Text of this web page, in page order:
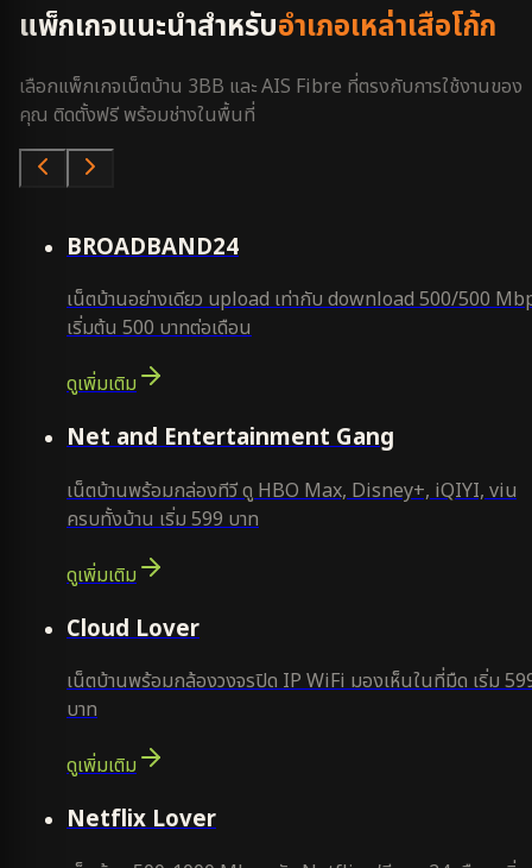
แพ็กเกจแนะนำสำหรับอำเภอเหล่าเสือโก้ก
เลือกแพ็กเกจเน็ตบ้าน 3BB และ AIS Fibre ที่ตรงกับการใช้งานของ
คุณ ติดตั้งฟรี พร้อมช่างในพื้นที่
BROADBAND24
เน็ตบ้านอย่างเดียว upload เท่ากับ download 500/500
เริ่มต้น 500 บาทต่อเดือน
ดูเพิ่มเติม
Net and Entertainment Gang
เน็ตบ้านพร้อมกล่องทีวี ดู HBO Max, Disney+, iQIYI, viu
ครบทั้งบ้าน เริ่ม 599 บาท
ดูเพิ่มเติม
Cloud Lover
เน็ตบ้านพร้อมกล้องวงจรปิด IP WiFi มองเห็นในที่มืด เริ่ม
บาท
ดูเพิ่มเติม
Netflix Lover